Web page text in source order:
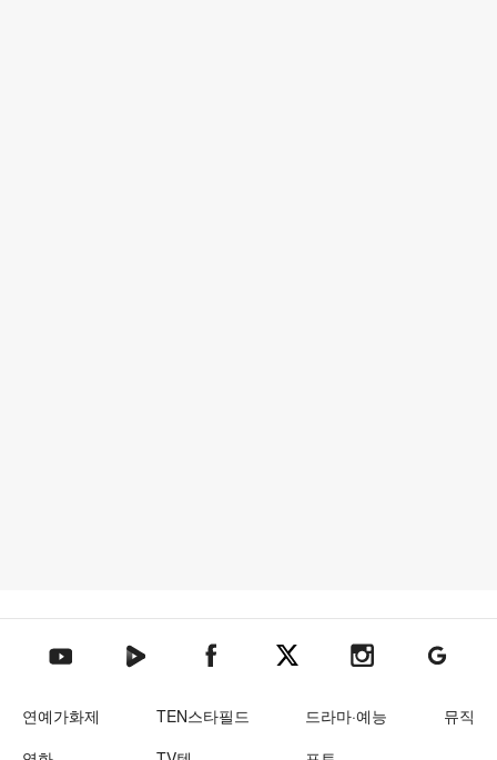
텐아시아 유튜브텐아시아 네이버TV텐아시아 페이스북텐아시아 엑스텐아시아 인스타그램
텐아시아
연예가화제 TEN스타필드 드라마·예능
뮤직